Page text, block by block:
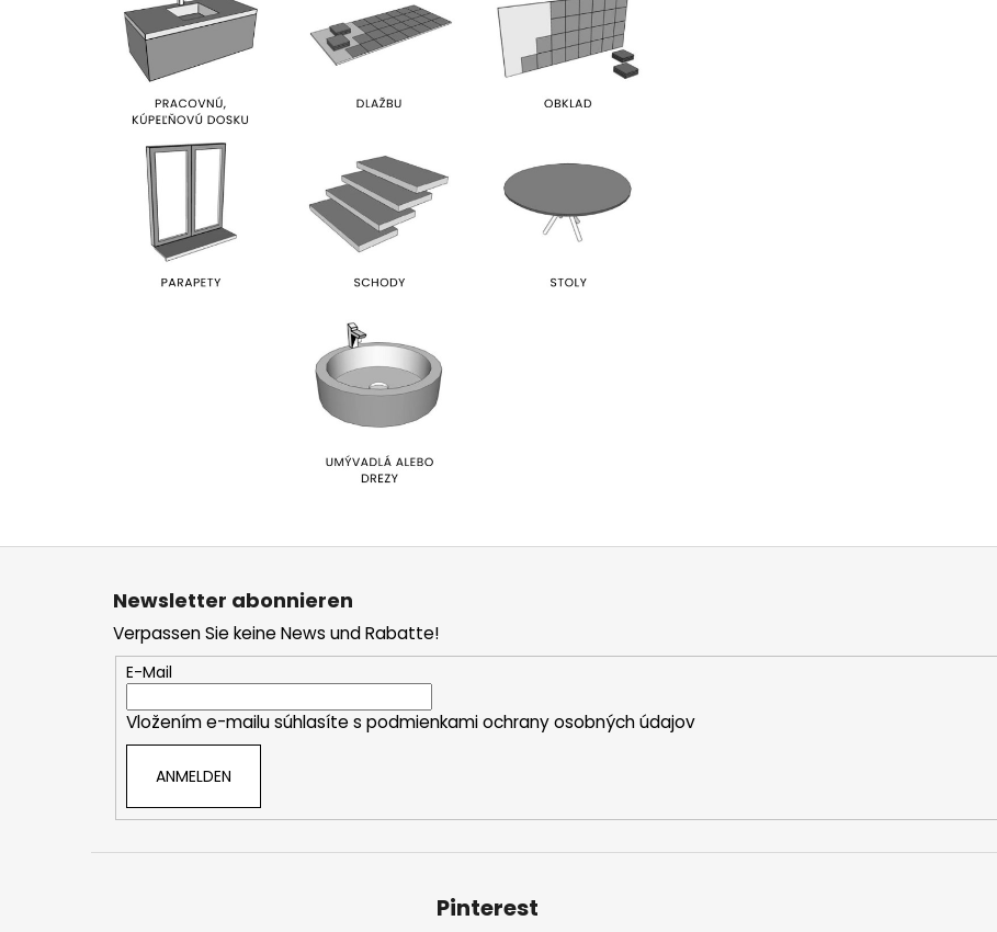
F
Newsletter abonnieren
Verpassen Sie keine News und Rabatte!
E-Mail
Vložením e-mailu súhlasíte s podmienkami ochrany osobných údajov
ANMELDEN
Pinterest